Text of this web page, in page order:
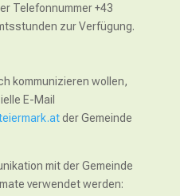
Telefonnummer +43
zur Verfügung.
kommunizieren wollen,
E-Mail
der Gemeinde
mit der Gemeinde
verwendet werden: